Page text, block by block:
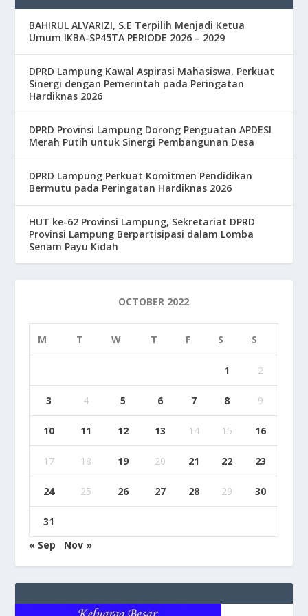
BAHIRUL ALVARIZI, S.E Terpilih Menjadi Ketua
Umum IKBA-SP45TA PERIODE 2026 – 2029
DPRD Lampung Kawal Aspirasi Mahasiswa, Perkuat
Sinergi dengan Pemerintah pada Peringatan
Hardiknas 2026
DPRD Provinsi Lampung Dorong Penguatan APDESI
Merah Putih untuk Sinergi Pembangunan Desa
DPRD Lampung Perkuat Komitmen Pendidikan
Bermutu pada Peringatan Hardiknas 2026
HUT ke-62 Provinsi Lampung, Sekretariat DPRD
Provinsi Lampung Berpartisipasi dalam Lomba
Senam Payu Kidah
OCTOBER 2022
M T W T F S S
1 2
3 4 5 6 7 8 9
10 11 12 13 14 15 16
17 18 19 20 21 22 23
24 25 26 27 28 29 30
31
« Sep
Nov »